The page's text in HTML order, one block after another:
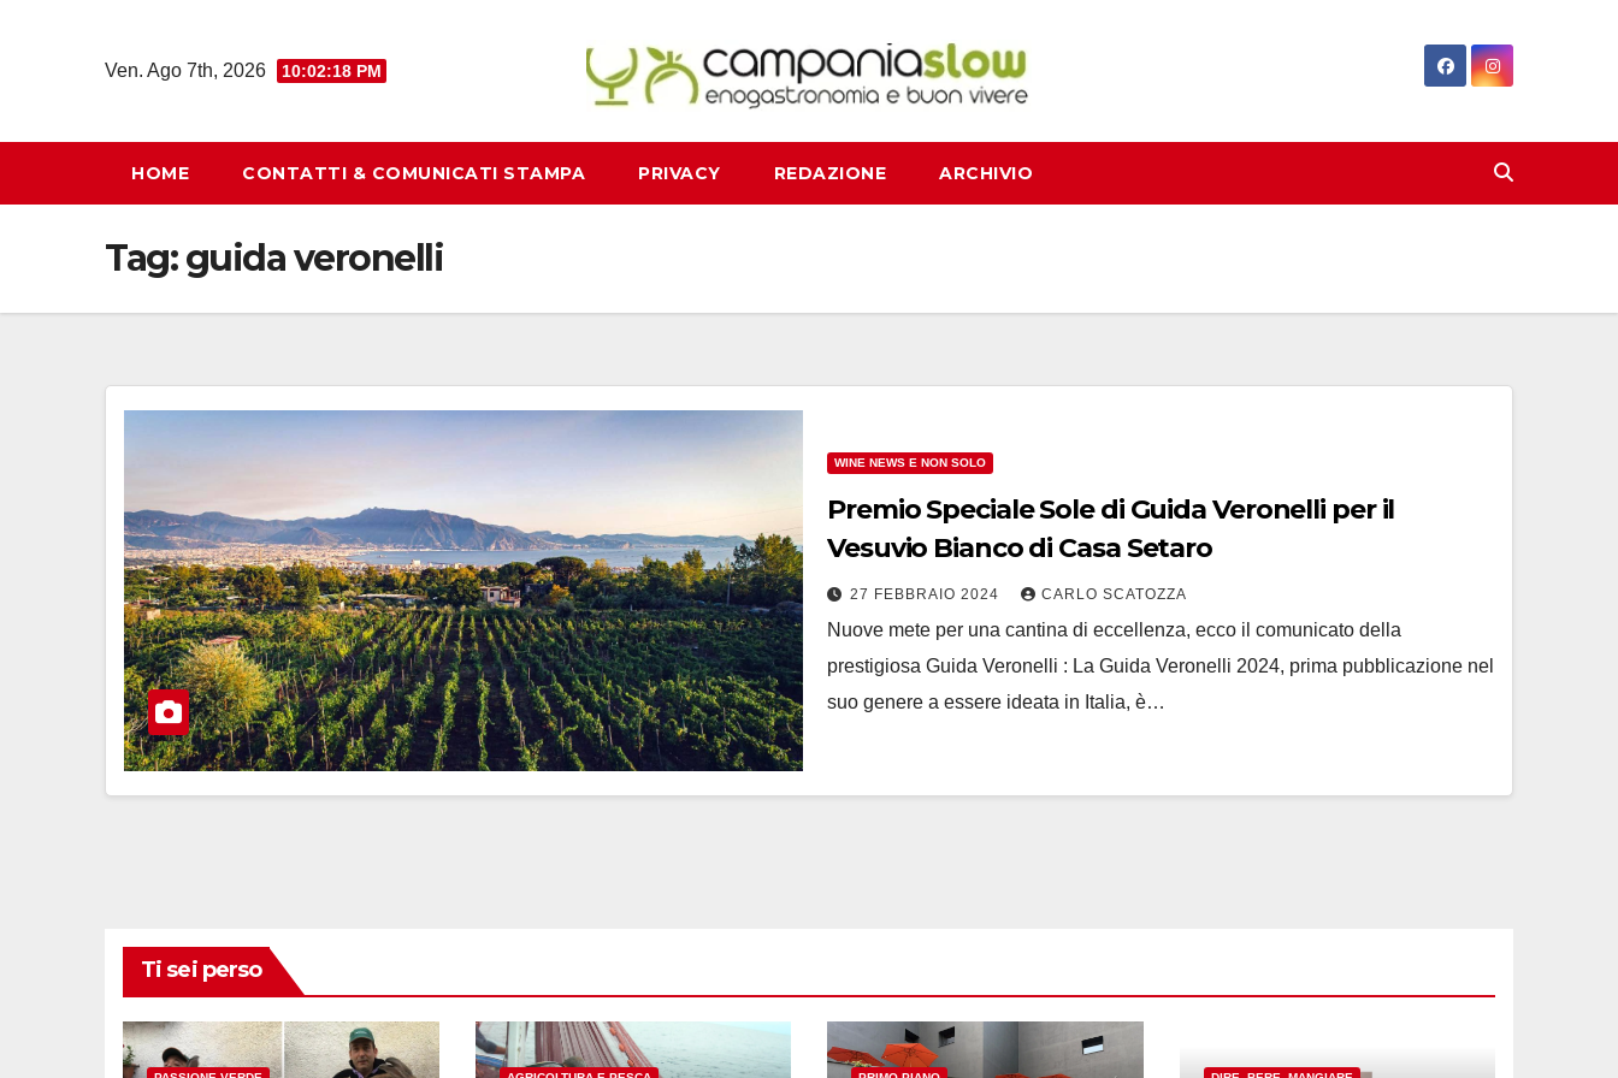
Ven. Ago 7th, 2026 10:02:18 PM
HOME CONTATTI & COMUNICATI STAMPA PRIVACY REDAZIONE ARCHIVIO
Tag:guida veronelli
WINE NEWS E NON SOLO
Premio Speciale Sole di Guida Veronelli per il
Vesuvio Bianco di Casa Setaro
27 FEBBRAIO 2024 CARLO SCATOZZA
Nuove mete per una cantina di eccellenza, ecco il comunicato della
prestigiosa Guida Veronelli : La Guida Veronelli 2024, prima pubblicazione nel
suo genere a essere ideata in Italia, è…
Ti sei perso